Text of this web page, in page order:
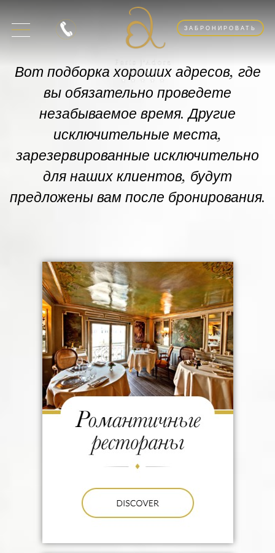
ЗАБРОНИРОВАТЬ
Вот подборка хороших адресов, где
вы обязательно проведете
незабываемое время. Другие
исключительные места,
зарезервированные исключительно
для наших клиентов, будут
предложены вам после бронирования.